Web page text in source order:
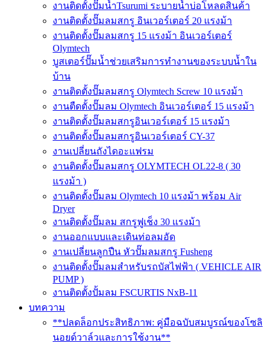
งานติดตั้งปั๊มน้ำTsurumi ระบายน้ำบ่อโหลดสินค้า
งานติดตั้งปั๊มลมสกรู อินเวอร์เตอร์ 20 แรงม้า
งานติดตั้งปั๊มลมสกรู 15 แรงม้า อินเวอร์เตอร์
Olymtech
บูสเตอร์ปั๊มน้ำช่วยเสริมการทำงานของระบบน้ำใน
บ้าน
งานติดตั้งปั๊มลมสกรู Olymtech Screw 10 แรงม้า
งานตืดตั้งปั๊มลม Olymtech อินเวอร์เตอร์ 15 แรงม้า
งานติดตั้งปั๊มลมสกรูอินเวอร์เตอร์ 15 แรงม้า
งานติดตั้งปั๊มลมสกรูอินเวอร์เตอร์ CY-37
งานเปลี่ยนถังไดอะแฟรม
งานติดตั้งปั๊มลมสกรู OLYMTECH OL22-8 ( 30
แรงม้า )
งานติดตั้งปั๊มลม Olymtech 10 แรงม้า พร้อม Air
Dryer
งานติดตั้งปั๊มลม สกรูฟูเช็ง 30 แรงม้า
งานออกแบบและเดินท่อลมอัด
งานเปลี่ยนลูกปืน หัวปั๊มลมสกรู Fusheng
งานติดตั้งปั๊มลมสำหรับรถบัสไฟฟ้า ( VEHICLE AIR
PUMP )
งานติดตั้งปั้มลม FSCURTIS NxB-11
บทความ
**ปลดล็อกประสิทธิภาพ: คู่มือฉบับสมบูรณ์ของโซลิ
นอยด์วาล์วและการใช้งาน**